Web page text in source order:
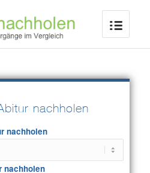
nachholen
nachholen
nachholen